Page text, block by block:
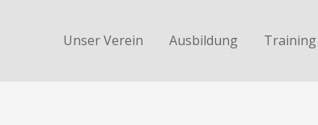
Unser Verein Ausbildung Training